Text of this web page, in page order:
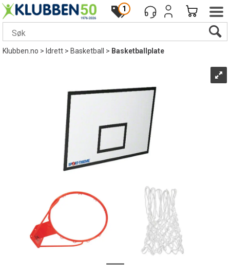
1
Klubben.no> Idrett>Basketball > Basketballplate